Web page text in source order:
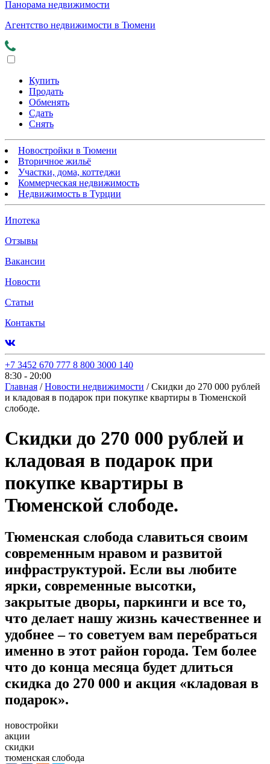
Панорама недвижимости
Агентство недвижимости в Тюмени
Купить
Продать
Обменять
Сдать
Снять
Новостройки в Тюмени
Вторичное жильё
Участки, дома, коттеджи
Коммерческая недвижимость
Недвижимость в Турции
Ипотека
Отзывы
Вакансии
Новости
Статьи
Контакты
+7 3452 670 777 8 800 3000 140
8:30 - 20:00
Главная / Новости недвижимости / Скидки до 270 000 рублей
и кладовая в подарок при покупке квартиры в Тюменской
слободе.
Скидки до 270 000 рублей и
кладовая в подарок при
покупке квартиры в
Тюменской слободе.
Тюменская слобода славиться своим
современным нравом и развитой
инфраструктурой. Если вы любите
ярки, современные высотки,
закрытые дворы, паркинги и все то,
что делает нашу жизнь качественнее и
удобнее – то советуем вам перебраться
именно в этот район города. Тем более
что до конца месяца будет длиться
скидка до 270 000 и акция «кладовая в
подарок».
новостройки
акции
скидки
тюменская слобода